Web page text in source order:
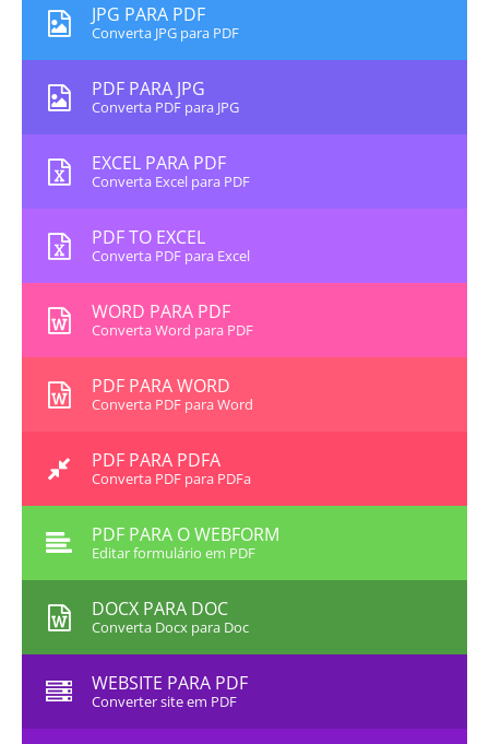
JPG PARA PDF
Converta JPG para PDF
PDF PARA JPG
Converta PDF para JPG
EXCEL PARA PDF
Converta Excel para PDF
PDF TO EXCEL
Converta PDF para Excel
WORD PARA PDF
Converta Word para PDF
PDF PARA WORD
Converta PDF para Word
PDF PARA PDFA
Converta PDF para PDFa
PDF PARA O WEBFORM
Editar formulário em PDF
DOCX PARA DOC
Converta Docx para Doc
WEBSITE PARA PDF
Converter site em PDF